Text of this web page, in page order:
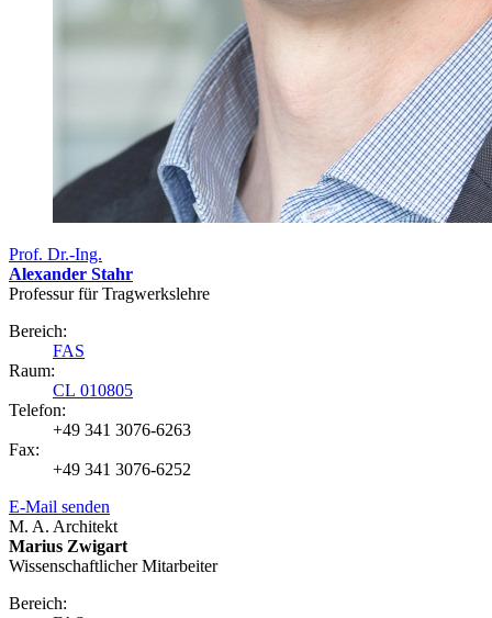
Prof. Dr.-Ing.
Alexander Stahr
Professur für Tragwerkslehre
Bereich:
FAS
Raum:
CL 010805
Telefon:
+49 341 3076-6263
Fax:
+49 341 3076-6252
E-Mail senden
M. A. Architekt
Marius Zwigart
Wissenschaftlicher Mitarbeiter
Bereich: